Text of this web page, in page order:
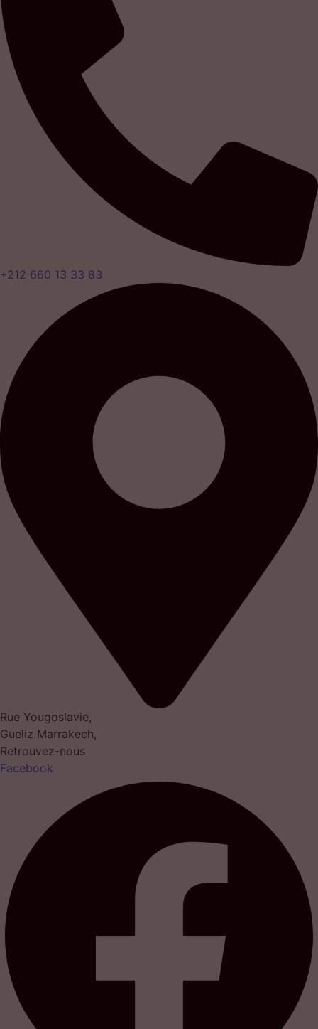
+212 660 13 33 83
Rue Yougoslavie,
Gueliz Marrakech,
Retrouvez-nous
Facebook